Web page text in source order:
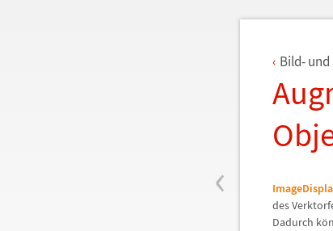
‹
Bild-
des
Dadurch kö